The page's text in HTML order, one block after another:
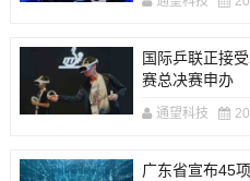
国际乒联正接
赛总决赛申办
通望科技
广东省宣布45